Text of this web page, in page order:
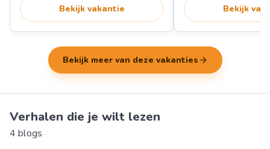
Bekijk vakantie Bekijk
Bekijk meer van deze vakanties arrow_forward
Verhalen die je wilt lezen
4 blogs